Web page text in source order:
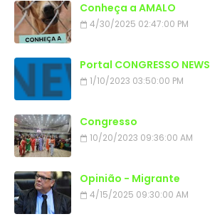
Conheça a AMALO
4/30/2025 02:47:00 PM
Portal CONGRESSO NEWS
1/10/2023 03:50:00 PM
Congresso
10/20/2023 09:36:00 AM
Opinião - Migrante
4/15/2025 09:30:00 AM